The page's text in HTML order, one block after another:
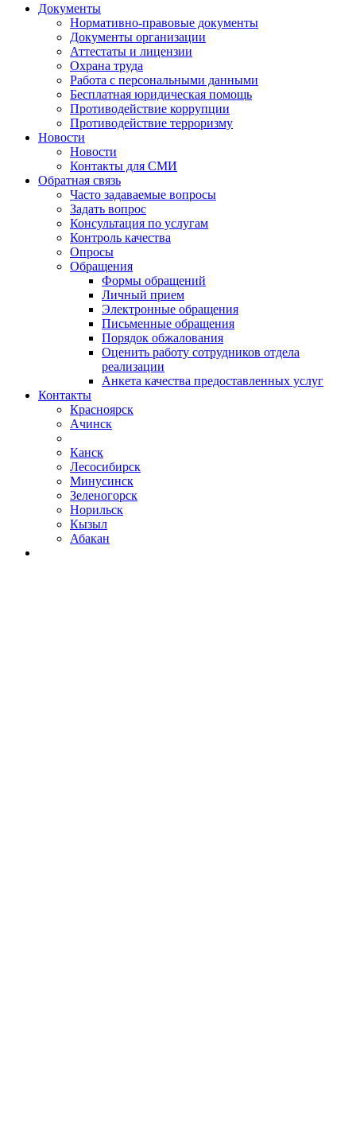
Документы
Нормативно-правовые документы
Документы организации
Аттестаты и лицензии
Охрана труда
Работа с персональными данными
Бесплатная юридическая помощь
Противодействие коррупции
Противодействие терроризму
Новости
Новости
Контакты для СМИ
Обратная связь
Часто задаваемые вопросы
Задать вопрос
Консультация по услугам
Контроль качества
Опросы
Обращения
Формы обращений
Личный прием
Электронные обращения
Письменные обращения
Порядок обжалования
Оценить работу сотрудников отдела
реализации
Анкета качества предоставленных услуг
Контакты
Красноярск
Ачинск
Канск
Лесосибирск
Минусинск
Зеленогорск
Норильск
Кызыл
Абакан